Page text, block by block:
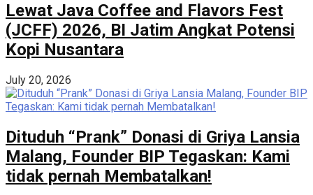
Lewat Java Coffee and Flavors Fest
(JCFF) 2026, BI Jatim Angkat Potensi
Kopi Nusantara
July 20, 2026
Dituduh “Prank” Donasi di Griya Lansia
Malang, Founder BIP Tegaskan: Kami
tidak pernah Membatalkan!